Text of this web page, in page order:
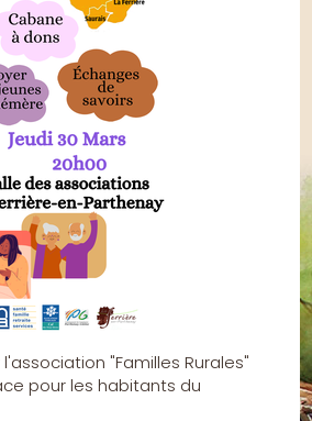
"Familles Rurales"
pour les habitants du